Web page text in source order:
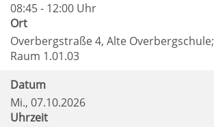
08:45 - 12:00 Uhr
Ort
Overbergstraße 4, Alte Overbergschule;
Raum 1.01.03
Datum
Mi., 07.10.2026
Uhrzeit